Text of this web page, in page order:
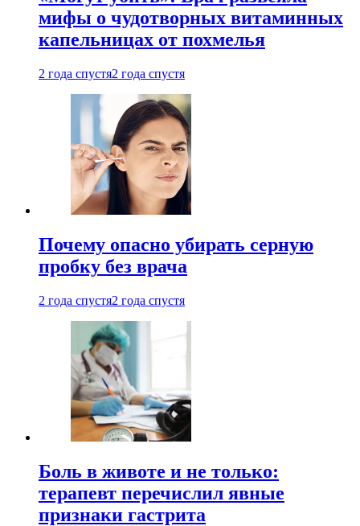
мифы о чудотворных витаминных
капельницах от похмелья
2 года спустя2 года спустя
Почему опасно убирать серную
пробку без врача
2 года спустя2 года спустя
Боль в животе и не только:
терапевт перечислил явные
признаки гастрита